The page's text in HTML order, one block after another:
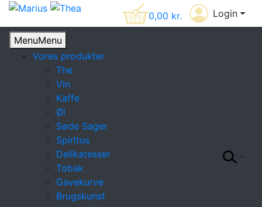
0,00 kr. Login
MenuMenu
Vores produkter
The
Vin
Kaffe
Øl
Søde Sager
Spiritus
Delikatesser
Tobak
Gavekurve
Brugskunst